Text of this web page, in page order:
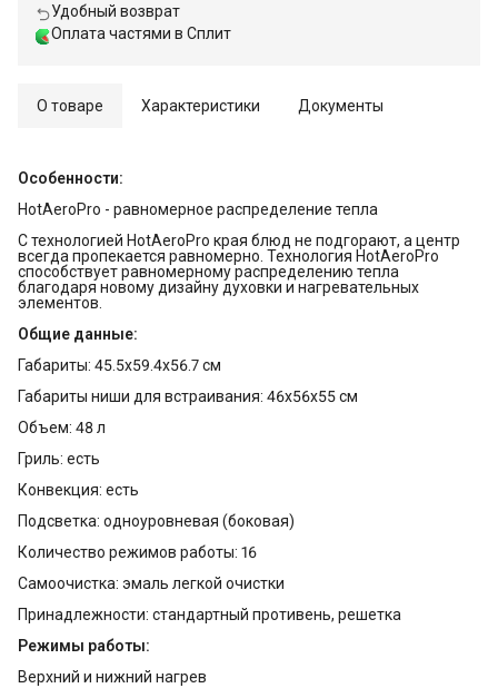
Удобный возврат
Оплата частями в Сплит
О товаре Характеристики Документы
Особенности:
HotAeroPro - равномерное распределение тепла
С технологией HotAeroPro края блюд не подгорают, а центр
всегда пропекается равномерно. Технология HotAeroPro
способствует равномерному распределению тепла
благодаря новому дизайну духовки и нагревательных
элементов.
Общие данные:
Габариты: 45.5x59.4x56.7 см
Габариты ниши для встраивания: 46x56x55 см
Объем: 48 л
Гриль: есть
Конвекция: есть
Подсветка: одноуровневая (боковая)
Количество режимов работы: 16
Самоочистка: эмаль легкой очистки
Принадлежности: стандартный противень, решетка
Режимы работы:
Верхний и нижний нагрев